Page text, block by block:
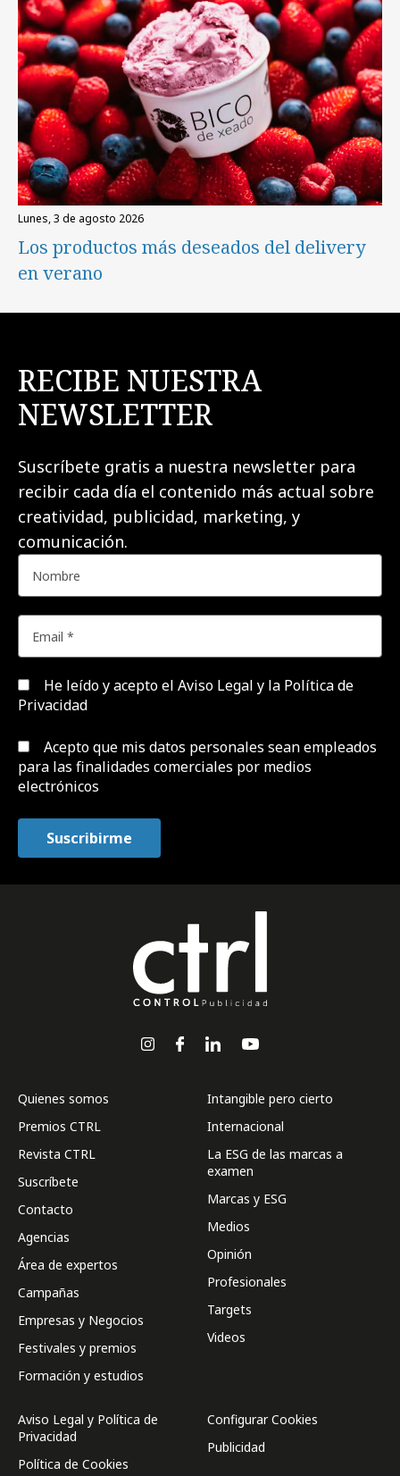
lunes, 3 de agosto 2026
Los productos más deseados del delivery
en verano
RECIBE NUESTRA
NEWSLETTER
Suscríbete gratis a nuestra newsletter para
recibir cada día el contenido más actual sobre
creatividad, publicidad, marketing, y
comunicación.
He leído y acepto el Aviso Legal y la Política de
Privacidad
Acepto que mis datos personales sean empleados
para las finalidades comerciales por medios
electrónicos
Quienes somos
Premios CTRL
Revista CTRL
Suscríbete
Contacto
Agencias
Área de expertos
Campañas
Empresas y Negocios
Festivales y premios
Formación y estudios
Intangible pero cierto
Internacional
La ESG de las marcas a
examen
Marcas y ESG
Medios
Opinión
Profesionales
Targets
Videos
Aviso Legal y Política de
Privacidad
Política de Cookies
Configurar Cookies
Publicidad